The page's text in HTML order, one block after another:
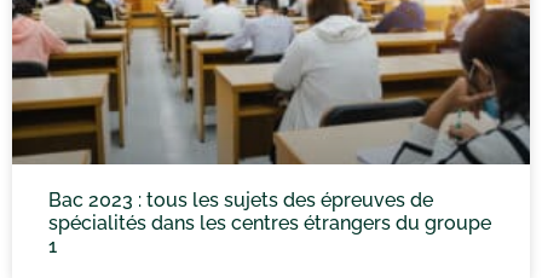
Bac 2023 : tous les sujets des épreuves de
spécialités dans les centres étrangers du groupe
1